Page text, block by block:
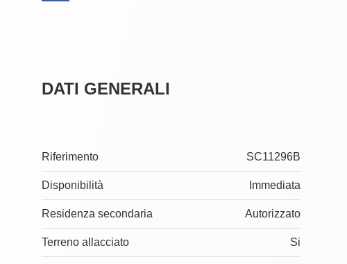
DATI GENERALI
Riferimento SC11296B
Disponibilità Immediata
Residenza secondaria Autorizzato
Terreno allacciato Si